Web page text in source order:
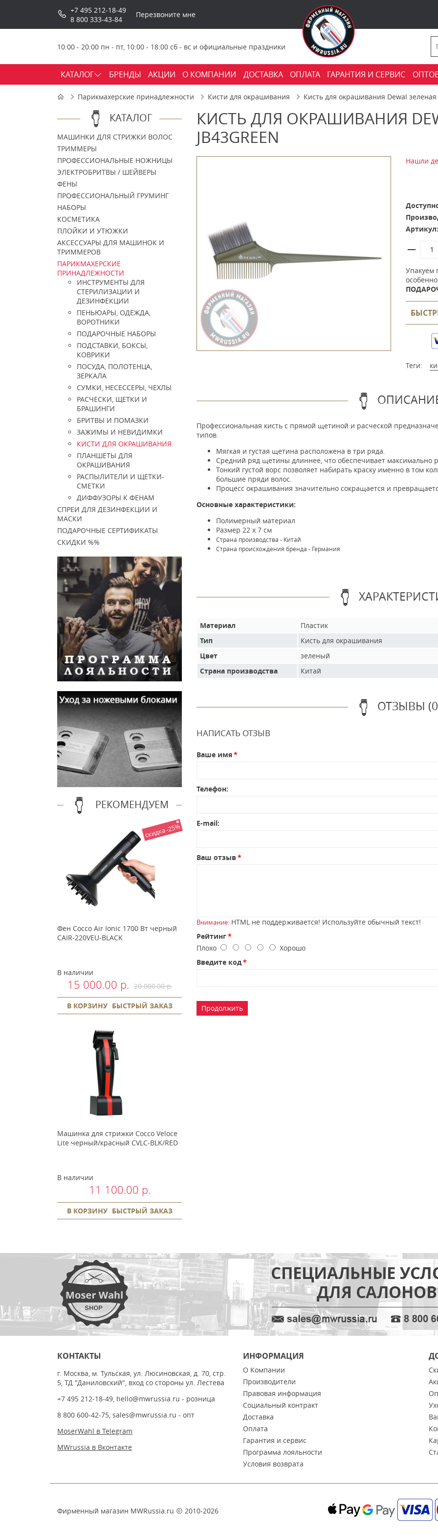
+7 495 212-18-49
8 800 333-43-84
Перезвоните мне
10:00 - 20:00 пн - пт, 10:00 - 18:00 сб - вс и официальные праздники
КАТАЛОГ БРЕНДЫ АКЦИИ О КОМПАНИИ ДОСТАВКА ОПЛАТА ГАРАНТИЯ И СЕРВИС
Парикмахерские принадлежности Кисти для окрашивания Кисть для окрашивания Dewal зеленая
КАТАЛОГ
МАШИНКИ ДЛЯ СТРИЖКИ ВОЛОС
ТРИММЕРЫ
ПРОФЕССИОНАЛЬНЫЕ НОЖНИЦЫ
ЭЛЕКТРОБРИТВЫ / ШЕЙВЕРЫ
ФЕНЫ
ПРОФЕССИОНАЛЬНЫЙ ГРУМИНГ
НАБОРЫ
КОСМЕТИКА
ПЛОЙКИ И УТЮЖКИ
АКСЕССУАРЫ ДЛЯ МАШИНОК И
ТРИММЕРОВ
ПАРИКМАХЕРСКИЕ
ПРИНАДЛЕЖНОСТИ
ИНСТРУМЕНТЫ ДЛЯ
СТЕРИЛИЗАЦИИ И
ДЕЗИНФЕКЦИИ
ПЕНЬЮАРЫ, ОДЕЖДА,
ВОРОТНИКИ
ПОДАРОЧНЫЕ НАБОРЫ
ПОДСТАВКИ, БОКСЫ,
КОВРИКИ
ПОСУДА, ПОЛОТЕНЦА,
ЗЕРКАЛА
СУМКИ, НЕСЕССЕРЫ, ЧЕХЛЫ
РАСЧЕСКИ, ЩЕТКИ И
БРАШИНГИ
БРИТВЫ И ПОМАЗКИ
ЗАЖИМЫ И НЕВИДИМКИ
КИСТИ ДЛЯ ОКРАШИВАНИЯ
ПЛАНШЕТЫ ДЛЯ
ОКРАШИВАНИЯ
РАСПЫЛИТЕЛИ И ЩЕТКИ-
СМЕТКИ
ДИФФУЗОРЫ К ФЕНАМ
СПРЕИ ДЛЯ ДЕЗИНФЕКЦИИ И
МАСКИ
ПОДАРОЧНЫЕ СЕРТИФИКАТЫ
СКИДКИ %%
РЕКОМЕНДУЕМ
скидка -25%
Фен Cocco Air Ionic 1700 Вт черный
CAIR-220VEU-BLACK
В наличии
15 000.00 р. 20 000.00 р.
В КОРЗИНУ БЫСТРЫЙ ЗАКАЗ
Машинка для стрижки Cocco Veloce
Lite черный/красный CVLC-BLK/RED
В наличии
11 100.00 р.
В КОРЗИНУ БЫСТРЫЙ ЗАКАЗ
КИСТЬ ДЛЯ ОКРАШИВАНИЯ
JB43GREEN
Нашли
Артикул:
Упакуем
Теги:
Профессиональная кисть с прямой щетиной и расческой
типов.
Мягкая и густая щетина расположена в три ряда.
Средний ряд щетины длиннее, что обеспечивает максимально
Тонкий густой ворс позволяет набирать краску именно в том
большие пряди волос.
Процесс окрашивания значительно сокращается и
Основные характеристики:
Полимерный материал
Размер 22 x 7 см
Страна производства - Китай
Страна происхождения бренда - Германия
Материал
Пластик
Тип
Кисть для окрашивания
Цвет
зеленый
Страна производства
Китай
ОТЗЫВЫ
НАПИСАТЬ ОТЗЫВ
Ваше имя
Телефон:
E-mail:
Ваш отзыв
Внимание: HTML не поддерживается! Используйте обычный текст!
Рейтинг
Плохо
Хорошо
Введите код
Продолжить
КОНТАКТЫ
г. Москва, м. Тульская, ул. Люсиновская, д. 70, стр.
5, ТД "Даниловский", вход со стороны ул. Лестева
+7 495 212-18-49, hello@mwrussia.ru - розница
8 800 600-42-75, sales@mwrussia.ru - опт
MoserWahl в Telegram
MWrussia в Вконтакте
ИНФОРМАЦИЯ
О Компании
Производители
Правовая информация
Социальный контракт
Доставка
Оплата
Гарантия и сервис
Программа лояльности
Условия возврата
Фирменный магазин MWRussia.ru 2010-2026